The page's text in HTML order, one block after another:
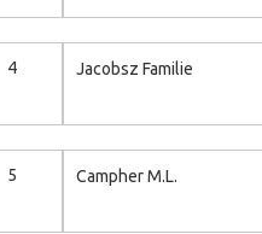
4 Jacobsz Familie
5 Campher M.L.